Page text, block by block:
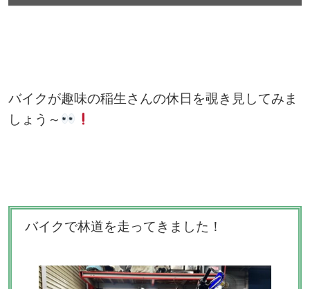
バイクが趣味の稲生さんの休日を覗き見してみま
しょう～
バイクで林道を走ってきました！